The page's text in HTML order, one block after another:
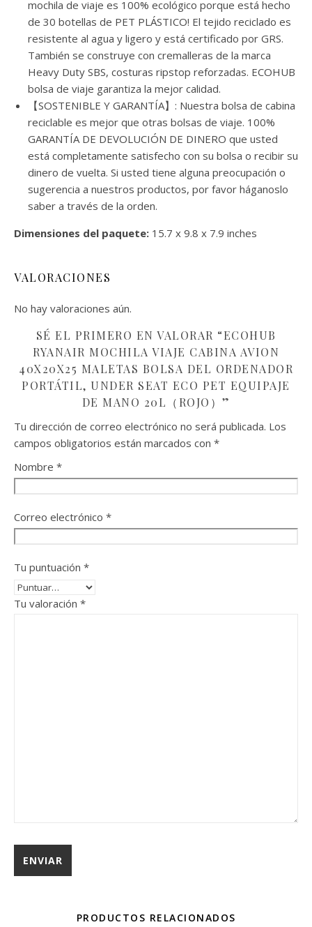
mochila de viaje es 100% ecológico porque está hecho
de 30 botellas de PET PLÁSTICO! El tejido reciclado es
resistente al agua y ligero y está certificado por GRS.
También se construye con cremalleras de la marca
Heavy Duty SBS, costuras ripstop reforzadas. ECOHUB
bolsa de viaje garantiza la mejor calidad.
【SOSTENIBLE Y GARANTÍA】: Nuestra bolsa de cabina
reciclable es mejor que otras bolsas de viaje. 100%
GARANTÍA DE DEVOLUCIÓN DE DINERO que usted
está completamente satisfecho con su bolsa o recibir su
dinero de vuelta. Si usted tiene alguna preocupación o
sugerencia a nuestros productos, por favor háganoslo
saber a través de la orden.
Dimensiones del paquete: 15.7 x 9.8 x 7.9 inches
VALORACIONES
No hay valoraciones aún.
SÉ EL PRIMERO EN VALORAR “ECOHUB
RYANAIR MOCHILA VIAJE CABINA AVION
40X20X25 MALETAS BOLSA DEL ORDENADOR
PORTÁTIL, UNDER SEAT ECO PET EQUIPAJE
DE MANO 20L（ROJO）”
Tu dirección de correo electrónico no será publicada. Los
campos obligatorios están marcados con *
Nombre *
Correo electrónico *
Tu puntuación *
Tu valoración *
PRODUCTOS RELACIONADOS